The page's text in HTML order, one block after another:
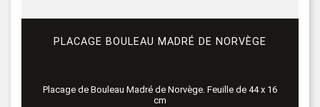
PLACAGE BOULEAU MADRÉ DE NORVÈGE
Placage de Bouleau Madré de Norvège. Feuille de 44 x 16
cm